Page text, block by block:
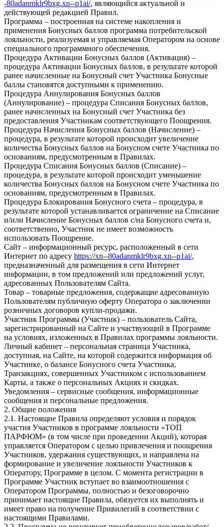
-80adanmklr9bxg.xn--p1ai/, являющийся актуальной и
действующей редакцией Правил.
Программа – построенная на системе накопления и
применения Бонусных баллов программа потребительской
лояльности, реализуемая и управляемая Оператором на основе
специального программного обеспечения.
Процедура Активации Бонусных баллов (Активация) –
процедура Активации Бонусных баллов, в результате которой
ранее начисленные на Бонусный счет Участника Бонусные
баллы становятся доступными к применению.
Процедура Аннулирования Бонусных баллов
(Аннулирование) – процедура Списания Бонусных баллов,
ранее начисленных на Бонусный счет Участника без
предоставления Участникам соответствующего Поощрения.
Процедура Начисления Бонусных баллов (Начисление) –
процедура, в результате которой происходит увеличение
количества Бонусных баллов на Бонусном счете Участника по
основаниям, предусмотренным в Правилах.
Процедура Списания Бонусных баллов (Списание) –
процедура, в результате которой происходит уменьшение
количества Бонусных баллов на Бонусном счете Участника по
основаниям, предусмотренным в Правилах.
Процедура Блокирования Бонусного счета – процедура, в
результате которой устанавливается ограничение на Списание
и/или Начисление Бонусных баллов с/на Бонусного счета и,
соответственно, Участник не имеет возможность
использовать Поощрение.
Сайт – информационный ресурс, расположенный в сети
Интернет по адресу https://xn--80adanmklr9bxg.xn--p1ai/,
предназначенный для размещения в сети Интернет
информации, в том предложений или предложений услуг,
адресованных Пользователям Сайта.
Товар – товарные предложения, содержащие адресованную
Пользователям публичную оферту Оператора о заключении
розничных договоров купли-продажи.
Участник Программы (Участник) – пользователь Сайта,
зарегистрированный на Сайте и участвующий в Программе
на условиях, изложенных в Правилах программы лояльности.
Личный кабинет – персональная страница Участника,
доступная, на Сайте, на которой содержится информация об
Участнике, о балансе Бонусного счета Участника,
Транзакциях, совершенных Участником с использованием
Карты, а также о персональных Акциях и скидках.
Уведомления – сервисные сообщения, информационные
сообщения и персональные предложения.
2. Общие положения
2.1. Настоящие Правила определяют условия и порядок
участия Участников в программе лояльности «ТОП
ПАРФЮМ» (в том числе при проведении Акций), которая
управляется Оператором с целью привлечения и поощрения
Участников, удержания существующих, и направлена на
формирование и увеличение лояльности Участников к
Оператору, Программе в целом. С момента регистрации в
Программе Участник вступает во взаимоотношения с
Оператором Программы, полностью и безоговорочно
принимает настоящие Правила, обязуется их выполнять и
имеет право на получение Привилегий в соответствии с
настоящими Правилами.